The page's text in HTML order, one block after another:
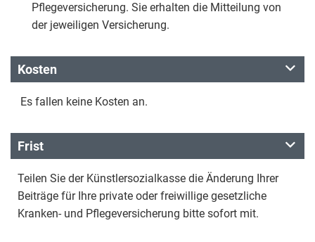
Pflegeversicherung. Sie erhalten die Mitteilung von
der jeweiligen Versicherung.
Kosten
Es fallen keine Kosten an.
Frist
Teilen Sie der Künstlersozialkasse die Änderung Ihrer
Beiträge für Ihre private oder freiwillige gesetzliche
Kranken- und Pflegeversicherung bitte sofort mit.